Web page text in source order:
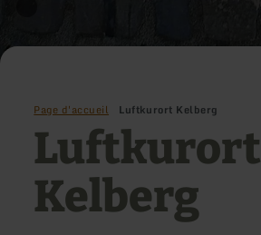
Page d'accueil Luftkurort Kelberg
Luftkurort
Kelberg